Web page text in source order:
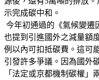
示完成碳中和。
今年初通過的《氣候變遷
也提到引進國外之減量額
例以內可扣抵碳費。這可
引發許多爭議。因為國外
「法定或京都機制碳權」